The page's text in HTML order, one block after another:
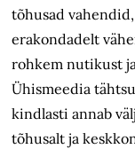
tõhusad
erakondadelt
rohkem nutikust
Ühismeedia
kindlasti annab
tõhusalt ja